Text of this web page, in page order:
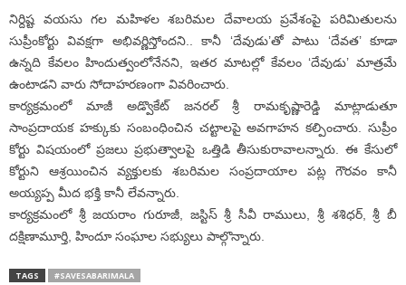
నిర్దిష్ట వయసు గల మహిళల శబరిమల దేవాలయ ప్రవేశంపై పరిమితులను
సుప్రీంకోర్టు వివక్షగా అభివర్ణిస్తోందని.. కానీ ‘దేవుడు’తో పాటు ‘దేవత’ కూడా
ఉన్నది కేవలం హిందుత్వంలోనేనని, ఇతర మాటల్లో కేవలం ‘దేవుడు’ మాత్రమే
ఉంటాడని వారు సోదాహరణంగా వివరించారు.
కార్యక్రమంలో మాజీ అడ్వొకేట్ జనరల్ శ్రీ రామకృష్ణారెడ్డి మాట్లాడుతూ
సాంప్రదాయక హక్కుకు సంబంధించిన చట్టాలపై అవగాహన కల్పించారు. సుప్రీం
కోర్టు విషయంలో ప్రజలు ప్రభుత్వాలపై ఒత్తిడి తీసుకురావాలన్నారు. ఈ కేసులో
కోర్టుని ఆశ్రయించిన వ్యక్తులకు శబరిమల సంప్రదాయాల పట్ల గౌరవం కానీ
అయ్యప్ప మీద భక్తి కానీ లేవన్నారు.
కార్యక్రమంలో శ్రీ జయరాం గురూజీ, జస్టిస్ శ్రీ సీవీ రాములు, శ్రీ శశిధర్, శ్రీ బీ
దక్షిణామూర్తి, హిందూ సంఘాల సభ్యులు పాల్గొన్నారు.
TAGS #SAVESABARIMALA